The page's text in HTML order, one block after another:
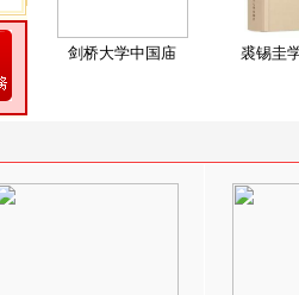
剑桥大学中国庙 裘锡圭